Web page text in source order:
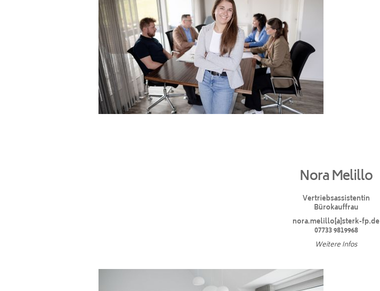
Nora Melillo
Vertriebsassistentin
Bürokauffrau
nora.melillo[a]sterk-fp.de
07733 9819968
Weitere Infos